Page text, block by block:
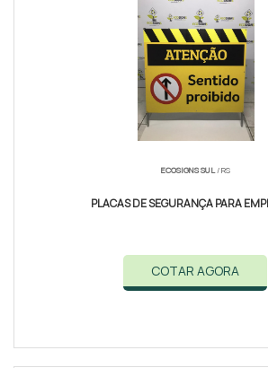
ECOSIGNS SUL/ RS
PLACAS DE SEGURANÇA PARA
COTAR AGORA